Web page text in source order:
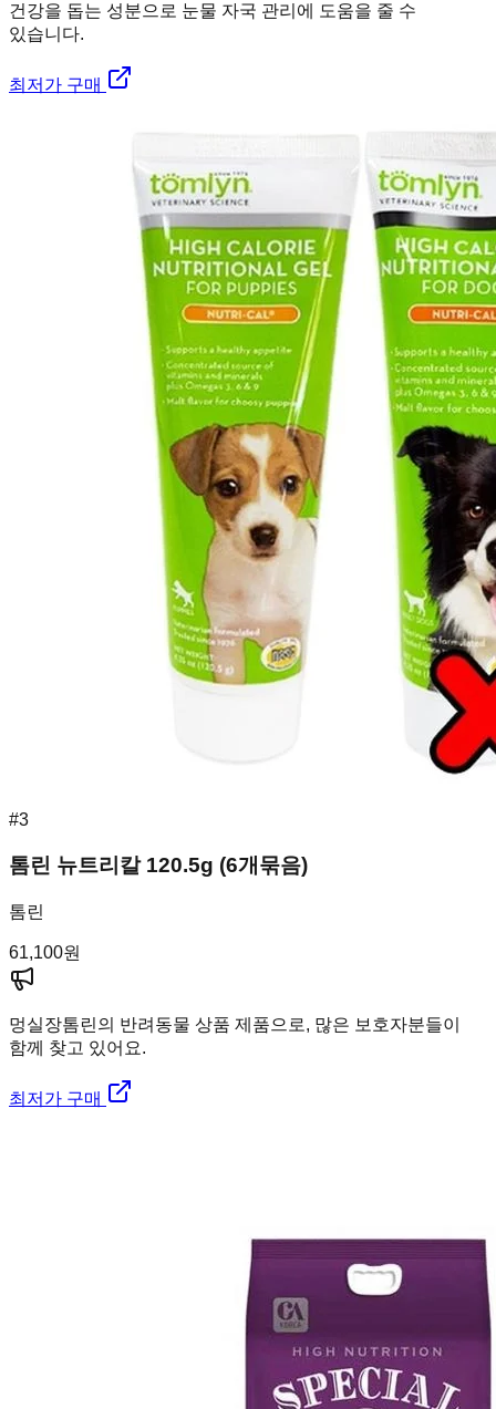
건강을 돕는 성분으로 눈물 자국 관리에 도움을 줄 수
있습니다.
최저가 구매
#3
톰린 뉴트리칼 120.5g (6개묶음)
톰린
61,100원
멍실장톰린의 반려동물 상품 제품으로, 많은 보호자분들이
함께 찾고 있어요.
최저가 구매